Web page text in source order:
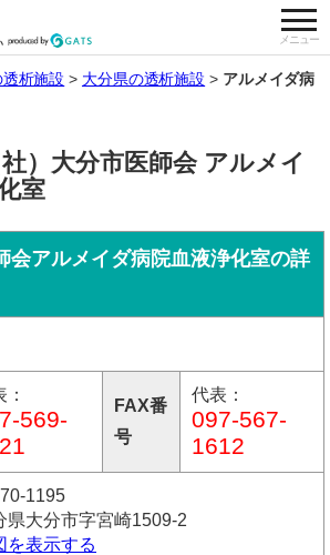
メニュー
国の透析施設を検索する
析施設 大分県の透析施設
アルメイダ病
社）大分市医師会 アルメイ
室
会アルメイダ病院血液浄化室の詳
569-
FAX番
号
代表：
097-567-
1612
1195
県大分市字宮崎1509-2
を表示する